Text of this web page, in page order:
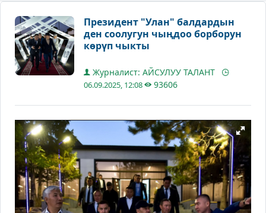
Президент "Улан" балдардын
ден соолугун чыңдоо борборун
көрүп чыкты
Журналист: АЙСУЛУУ ТАЛАНТ
06.09.2025, 12:08 93606